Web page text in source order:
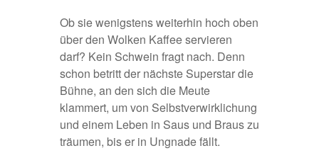
Ob sie wenigstens weiterhin hoch oben
über den Wolken Kaffee servieren
darf? Kein Schwein fragt nach. Denn
schon betritt der nächste Superstar die
Bühne, an den sich die Meute
klammert, um von Selbstverwirklichung
und einem Leben in Saus und Braus zu
träumen, bis er in Ungnade fällt.